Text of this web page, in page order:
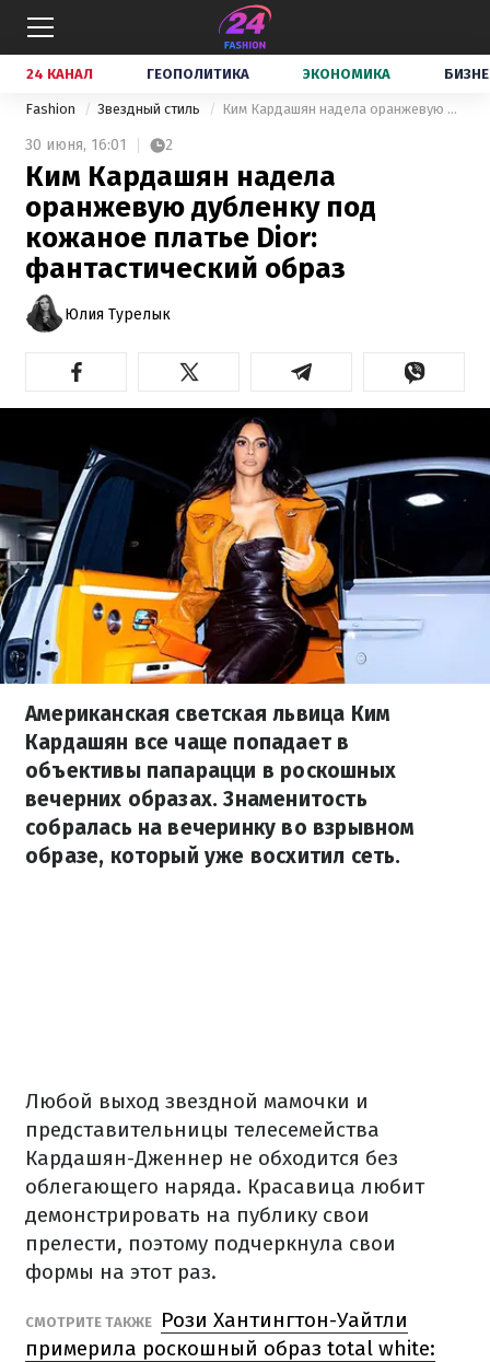
24 КАНАЛ ГЕОПОЛИТИКА ЭКОНОМИКА
Fashion Звездный стиль Ким Кардашян надела оранжевую дубленку под кожаное платье Dior: фантастический образ
30 июня, 16:01 2
Ким Кардашян надела
оранжевую дубленку под
кожаное платье Dior:
фантастический образ
Юлия Турелык
Американская светская львица Ким
Кардашян все чаще попадает в
объективы папарацци в роскошных
вечерних образах. Знаменитость
собралась на вечеринку во взрывном
образе, который уже восхитил сеть.
Любой выход звездной мамочки и
представительницы телесемейства
Кардашян-Дженнер не обходится без
облегающего наряда. Красавица любит
демонстрировать на публику свои
прелести, поэтому подчеркнула свои
формы на этот раз.
СМОТРИТЕ ТАКЖЕ
Рози Хантингтон-Уайтли
примерила роскошный образ total white: